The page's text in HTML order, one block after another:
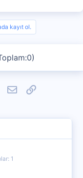
kayıt ol.
E-postaLink
1